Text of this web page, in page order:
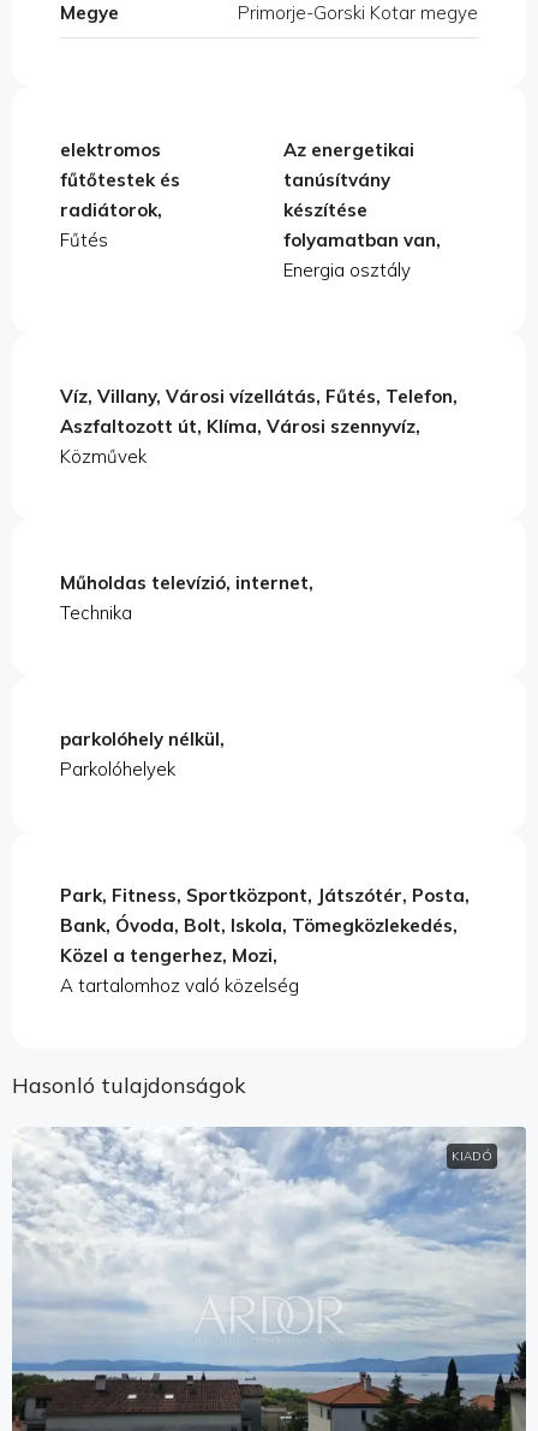
Megye Primorje-Gorski Kotar megye
elektromos
fűtőtestek és
radiátorok,
Fűtés
Az energetikai
tanúsítvány
készítése
folyamatban van,
Energia osztály
Víz, Villany, Városi vízellátás, Fűtés, Telefon,
Aszfaltozott út, Klíma, Városi szennyvíz,
Közművek
Műholdas televízió, internet,
Technika
parkolóhely nélkül,
Parkolóhelyek
Park, Fitness, Sportközpont, Játszótér, Posta,
Bank, Óvoda, Bolt, Iskola, Tömegközlekedés,
Közel a tengerhez, Mozi,
A tartalomhoz való közelség
Hasonló tulajdonságok
KIADÓ